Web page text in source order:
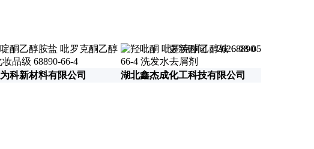
更新时间：2026-08-05
科新材料有限公司 湖北鑫杰成化工科技有限公司